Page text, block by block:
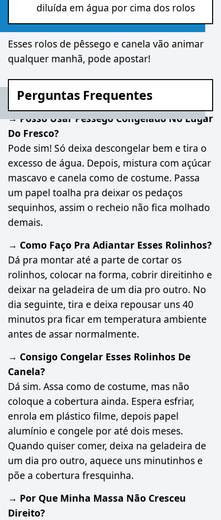
diluída em água por cima dos rolos
Esses rolos de pêssego e canela vão animar
qualquer manhã, pode apostar!
Perguntas Frequentes
→ Posso Usar Pêssego Congelado No Lugar
Do Fresco?
Pode sim! Só deixa descongelar bem e tira o
excesso de água. Depois, mistura com açúcar
mascavo e canela como de costume. Passa
um papel toalha pra deixar os pedaços
sequinhos, assim o recheio não fica molhado
demais.
→ Como Faço Pra Adiantar Esses Rolinhos?
Dá pra montar até a parte de cortar os
rolinhos, colocar na forma, cobrir direitinho e
deixar na geladeira de um dia pro outro. No
dia seguinte, tira e deixa repousar uns 40
minutos pra ficar em temperatura ambiente
antes de assar normalmente.
→ Consigo Congelar Esses Rolinhos De
Canela?
Dá sim. Assa como de costume, mas não
coloque a cobertura ainda. Espera esfriar,
enrola em plástico filme, depois papel
alumínio e congele por até dois meses.
Quando quiser comer, deixa na geladeira de
um dia pro outro, aquece uns minutinhos e
põe a cobertura fresquinha.
→ Por Que Minha Massa Não Cresceu
Direito?